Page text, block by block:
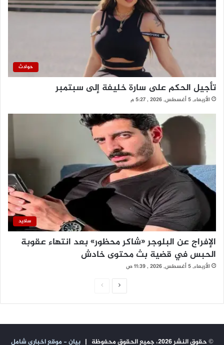
حوادث
تأجيل الحكم على سارة خليفة إلى سبتمبر
الأربعاء, 5 أغسطس, 2026 , 5:27 م
سلايد
الإفراج عن البلوجر «شاكر محظور» بعد انتهاء عقوبة
الحبس في قضية بث محتوى خادش
الأربعاء, 5 أغسطس, 2026 , 11:39 ص
ح
ح
© حقوق النشر 2026، جميع الحقوق محفوظة | بيان - موقع اخبارى شامل